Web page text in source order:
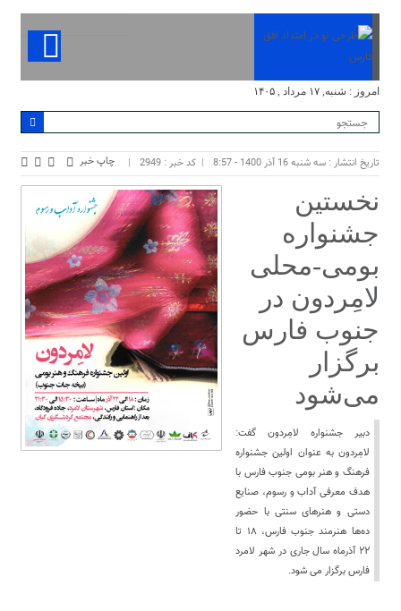
امروز : شنبه, ۱۷ مرداد , ۱۴۰۵
تاریخ انتشار : سه شنبه 16 آذر 1400 - 8:57 کد خبر : 2949 چاپ خبر
نخستین
جشنواره
بومی-محلی
لامِردون در
جنوب فارس
برگزار
می‌شود
دبیر جشنواره لامِردون گفت:
لامِردون به عنوان اولین جشنواره
فرهنگ و هنر بومی جنوب فارس با
هدف معرفی آداب و رسوم، صنایع
دستی و هنرهای سنتی با حضور
ده‌ها هنرمند جنوب فارس، ۱۸ تا
۲۲ آذرماه سال جاری در شهر لامرد
فارس برگزار می شود.